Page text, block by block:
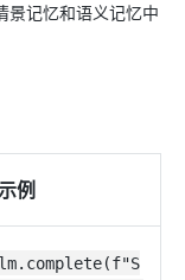
景记忆和语义记忆中
示例